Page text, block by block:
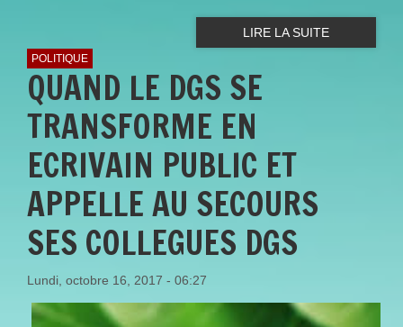
LIRE LA SUITE
POLITIQUE
QUAND LE DGS SE
TRANSFORME EN
ECRIVAIN PUBLIC ET
APPELLE AU SECOURS
SES COLLEGUES DGS
Lundi, octobre 16, 2017 - 06:27